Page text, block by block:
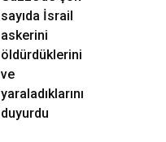
sayıda İsrail
askerini
öldürdüklerini
ve
yaraladıklarını
duyurdu